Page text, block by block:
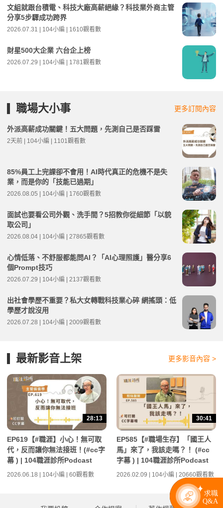
文組就跟台積電、科技大廠高薪絕緣？科技業外商主管
分享5步驟成功跨界
2026.07.31 | 104小編 | 1610觀看數
財星500大企業 六台企上榜
2026.07.29 | 104小編 | 1781觀看數
職場大小事 更多訂閱內容
外派高薪成功關鍵！五大問題，先測自己是否踩雷
2天前 | 104小編 | 1101觀看數
85%員工上完課卻不會用！AI時代真正的危機不是失
業，而是你的「技能已過期」
2026.08.05 | 104小編 | 1760觀看數
面試也要看公司外觀、洗手間？5招教你從細節「以貌
取公司」
2026.08.04 | 104小編 | 27865觀看數
心情低落、不舒服都能問AI？「AI心理照護」醫分享6
個Prompt技巧
2026.07.29 | 104小編 | 2137觀看數
出社會學歷不重要？私大女轉戰科技業心碎 網搖頭：低
學歷才說沒用
2026.07.28 | 104小編 | 2009觀看數
最新影音上架 更多影音內容 >
28:13
EP619【#職涯】小心！無可取
代，反而讓你無法接班！(#cc字
幕 ) | 104職涯診所Podcast
2026.06.18 | 104小編 | 60觀看數
30:41
EP585【#職場生存】「國王人
馬」來了，我該走嗎？！ (#cc
字幕 ) | 104職涯診所Podcast
2026.02.09 | 104小編 | 20660觀看數